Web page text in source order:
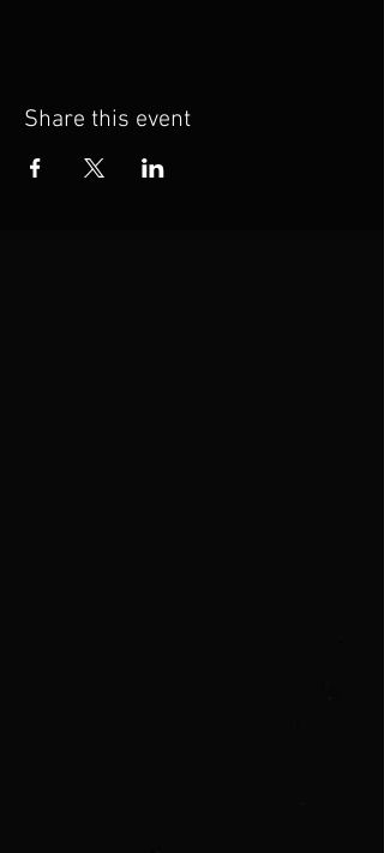
Share this event